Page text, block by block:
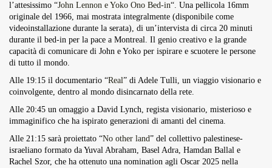
l’attesissimo “John Lennon e Yoko Ono Bed-in“. Una pellicola 16mm
originale del 1966, mai mostrata integralmente (disponibile come
videoinstallazione durante la serata), di un’intervista di circa 20 minuti
durante il bed-in per la pace a Montreal. Il genio creativo e la grande
capacità di comunicare di John e Yoko per ispirare e scuotere le persone
di tutto il mondo.
Alle 19:15 il documentario “Real” di Adele Tulli, un viaggio visionario e
coinvolgente, dentro al mondo disincarnato della rete.
Alle 20:45 un omaggio a David Lynch, regista visionario, misterioso e
immaginifico che ha ispirato generazioni di amanti del cinema.
Alle 21:15 sarà proiettato “No other land” del collettivo palestinese-
israeliano formato da Yuval Abraham, Basel Adra, Hamdan Ballal e
Rachel Szor, che ha ottenuto una nomination agli Oscar 2025 nella